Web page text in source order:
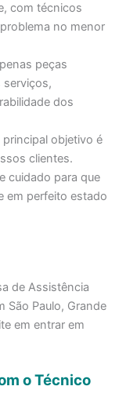
com técnicos
no menor
peças
dos
principal objetivo é
clientes.
cuidado para que
em perfeito estado
de Assistência
São Paulo, Grande
em entrar em
o Técnico